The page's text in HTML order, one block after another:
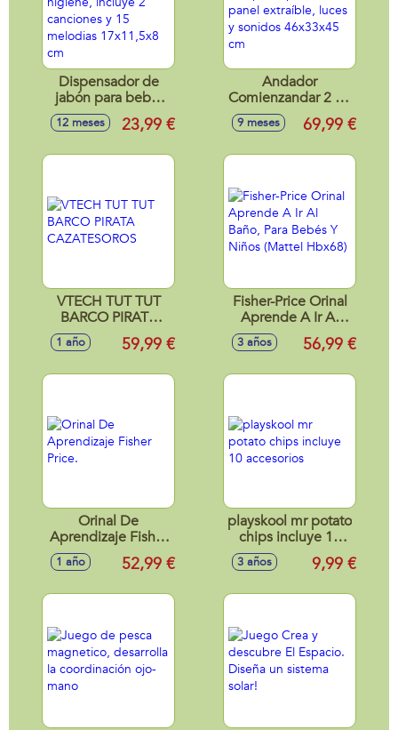
Dispensador de
jabón para bebe,
imita habitos de
higiene, incluye 2
12 meses 23,99 €
Andador
Comienzandar 2 en
1 con patas
plegables, panel
9 meses 69,99 €
VTECH TUT TUT
BARCO PIRATA
CAZATESOROS
1 año 59,99 €
Fisher-Price Orinal
Aprende A Ir Al
Baño, Para Bebés Y
Niños (Mattel
3 años 56,99 €
Orinal De
Aprendizaje Fisher
Price.
1 año 52,99 €
playskool mr potato
chips incluye 10
accesorios
3 años 9,99 €